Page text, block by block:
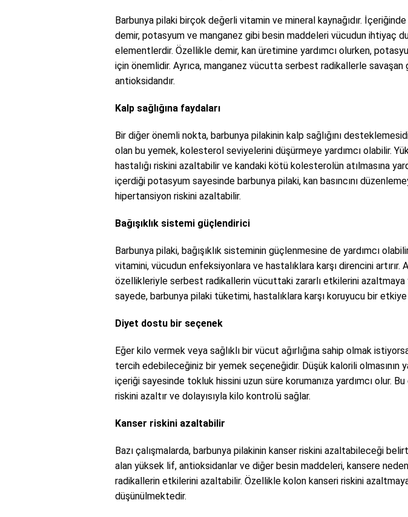
Barbunya pilaki birçok değerli vitamin ve mineral kaynağıdır.
demir, potasyum ve manganez gibi besin maddeleri vücudun ihtiyaç
elementlerdir. Özellikle demir, kan üretimine yardımcı olurken,
için önemlidir. Ayrıca, manganez vücutta serbest radikallerle savaşan
antioksidandır.
Kalp sağlığına faydaları
Bir diğer önemli nokta, barbunya pilakinin kalp sağlığını
olan bu yemek, kolesterol seviyelerini düşürmeye yardımcı olabilir.
hastalığı riskini azaltabilir ve kandaki kötü kolesterolün atılmasına
içerdiği potasyum sayesinde barbunya pilaki, kan basıncını
hipertansiyon riskini azaltabilir.
Bağışıklık sistemi güçlendirici
Barbunya pilaki, bağışıklık sisteminin güçlenmesine de yardımcı
vitamini, vücudun enfeksiyonlara ve hastalıklara karşı direncini artırır.
özellikleriyle serbest radikallerin vücuttaki zararlı etkilerini azaltmaya
sayede, barbunya pilaki tüketimi, hastalıklara karşı koruyucu bir
Diyet dostu bir seçenek
Eğer kilo vermek veya sağlıklı bir vücut ağırlığına sahip olmak
tercih edebileceğiniz bir yemek seçeneğidir. Düşük kalorili olmasının
içeriği sayesinde tokluk hissini uzun süre korumanıza yardımcı olur. Bu
riskini azaltır ve dolayısıyla kilo kontrolü sağlar.
Kanser riskini azaltabilir
Bazı çalışmalarda, barbunya pilakinin kanser riskini azaltabileceği
alan yüksek lif, antioksidanlar ve diğer besin maddeleri, kansere
radikallerin etkilerini azaltabilir. Özellikle kolon kanseri riskini
düşünülmektedir.